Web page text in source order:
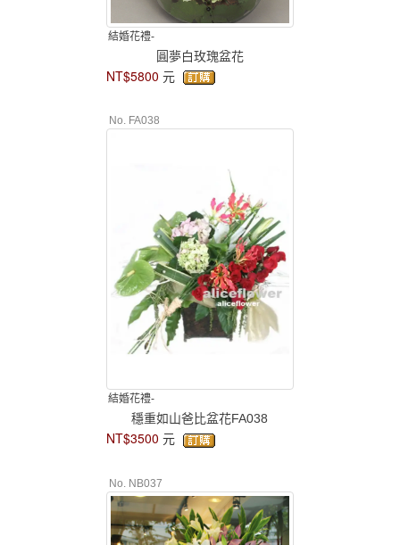
結婚花禮-
圓夢白玫瑰盆花
NT$5800 元
No. FA038
結婚花禮-
穩重如山爸比盆花FA038
NT$3500 元
No. NB037